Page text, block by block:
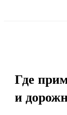
Где
и